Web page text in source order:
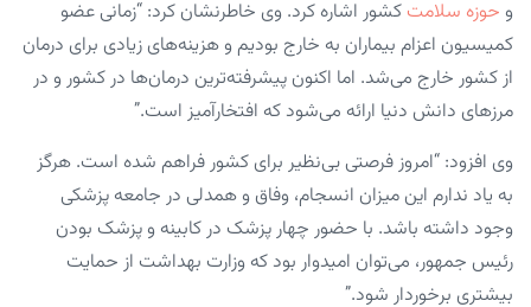
و حوزه سلامت کشور اشاره کرد. وی خاطرنشان کرد: “زمانی عضو
کمیسیون اعزام بیماران به خارج بودیم و هزینه‌های زیادی برای درمان
از کشور خارج می‌شد. اما اکنون پیشرفته‌ترین درمان‌ها در کشور و در
مرزهای دانش دنیا ارائه می‌شود که افتخارآمیز است.”
وی افزود: “امروز فرصتی بی‌نظیر برای کشور فراهم شده است. هرگز
به یاد ندارم این میزان انسجام، وفاق و همدلی در جامعه پزشکی
وجود داشته باشد. با حضور چهار پزشک در کابینه و پزشک بودن
رئیس جمهور، می‌توان امیدوار بود که وزارت بهداشت از حمایت
بیشتری برخوردار شود.”